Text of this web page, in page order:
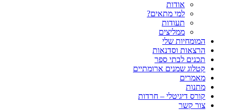
אודות
למי מתאים?
תעודות
ממליצים
המומחיות שלי
הרצאות וסדנאות
תכנים לבתי ספר
קטלוג שמנים ארומתיים
מאמרים
מתנות
קורס דיגיטלי – חרדות
צור קשר